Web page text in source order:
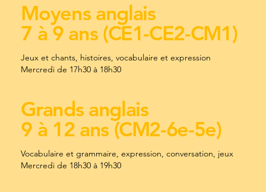
Moyens anglais
7 à 9 ans (CE1-CE2-CM1)
Jeux et chants, histoires, vocabulaire et expression
Mercredi de 17h30 à 18h30
Grands anglais
9 à 12 ans (CM2-6e-5e)
Vocabulaire et grammaire, expression, conversation, jeux
Mercredi de 18h30 à 19h30